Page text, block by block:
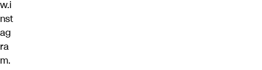
w.i
nst
ag
ra
m.